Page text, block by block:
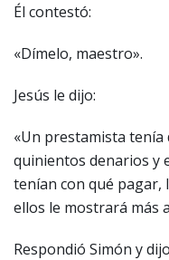
Él contestó:
«Dímelo, maestro».
Jesús le dijo:
«Un prestamista tenía
quinientos denarios y
tenían con qué pagar,
ellos le mostrará más
Respondió Simón y